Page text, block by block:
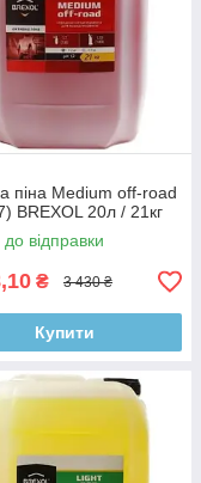
піна Medium off-road
BREXOL 20л / 21кг
до відправки
₴ 3 430 ₴
Купити